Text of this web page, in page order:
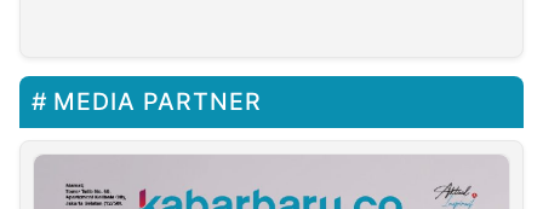
MEDIA PARTNER